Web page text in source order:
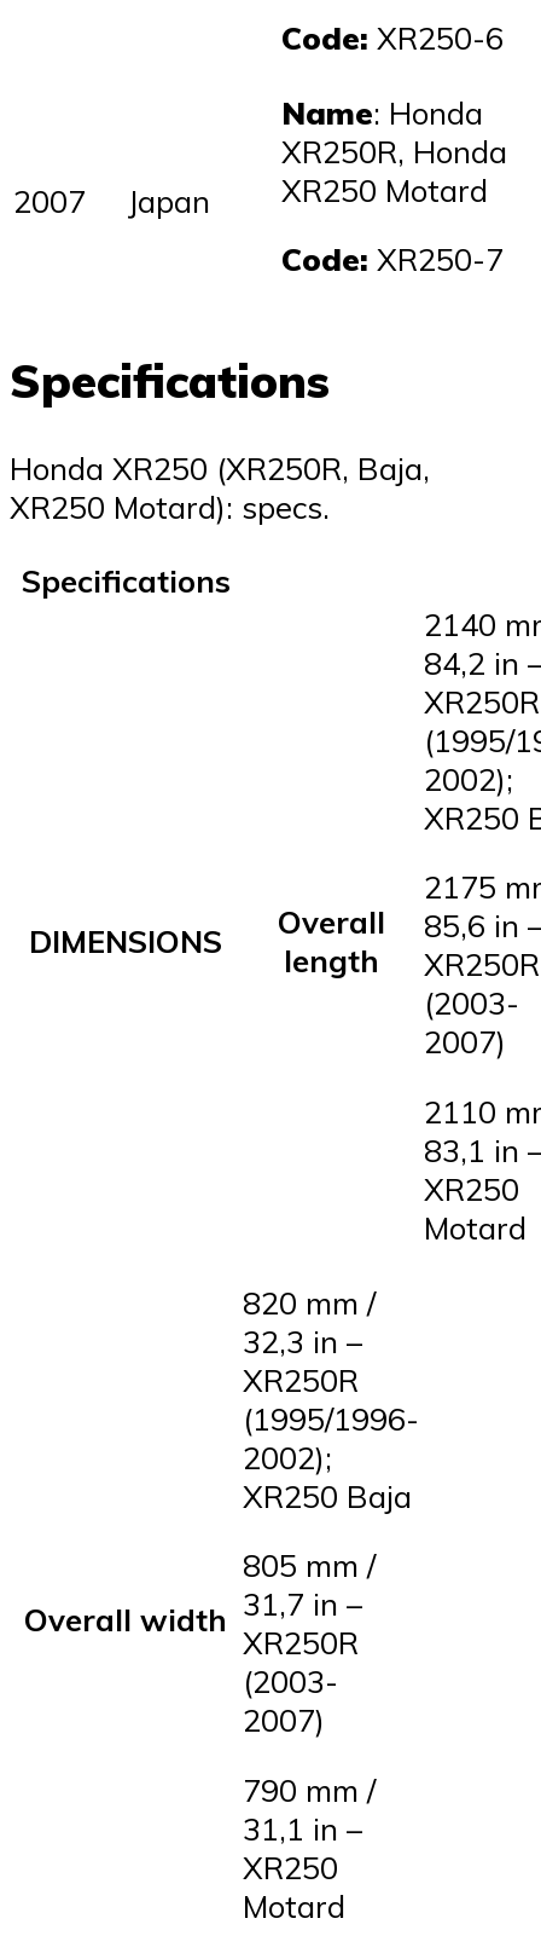
Code: XR250-6
2007 Japan
Name: Honda
XR250R, Honda
XR250 Motard
Code: XR250-7
Specifications
Honda XR250 (XR250R, Baja,
XR250 Motard): specs.
Specifications
DIMENSIONS
Overall
length
2140
84,2 in
XR250R
(1995/
2002);
XR250
2175
85,6 in
XR250R
(2003-
2007)
2110
83,1 in
XR250
Motard
Overall width
820 mm /
32,3 in –
XR250R
(1995/1996-
2002);
XR250 Baja
805 mm /
31,7 in –
XR250R
(2003-
2007)
790 mm /
31,1 in –
XR250
Motard